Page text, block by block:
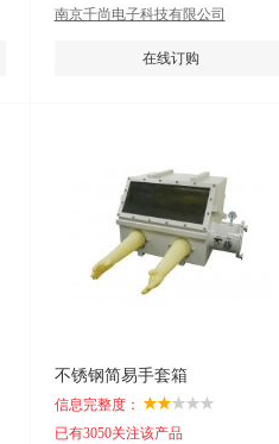
南京千尚电子科技有限公司
在线订购
不锈钢简易手套箱
信息完整度：
已有3050关注该产品